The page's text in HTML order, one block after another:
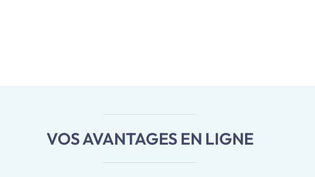
VOS AVANTAGES EN LIGNE